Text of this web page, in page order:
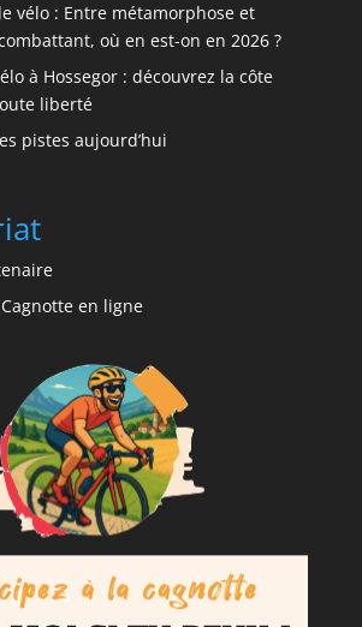
vélo : Entre métamorphose et
où en est-on en 2026 ?
à Hossegor : découvrez la côte
liberté
pistes aujourd’hui
en ligne